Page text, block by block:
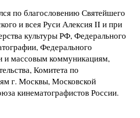
по благословению Святейшего
и всея Руси Алексия II и при
культуры РФ, Федерального
Федерального
и массовым коммуникациям,
Комитета по
г. Москвы, Московской
кинематографистов России.